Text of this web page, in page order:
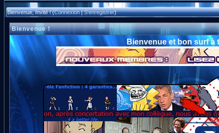
Bienvenue, Invité ! (Connexion|S'enregistrer)
Bienvenue !
Bienvenue et bon surf à